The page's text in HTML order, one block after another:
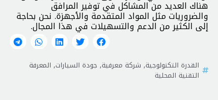
هناك العديد من المشاكل في توفير المرافق
والضروريات مثل المواد المتقدمة والأجهزة. نحن بحاجة
إلى الكثير من الدعم والتسهيلات في هذا المجال.
القدرة التكنولوجية, شركة معرفية, جودة السيارات, المعرفة
التقنية المحلية